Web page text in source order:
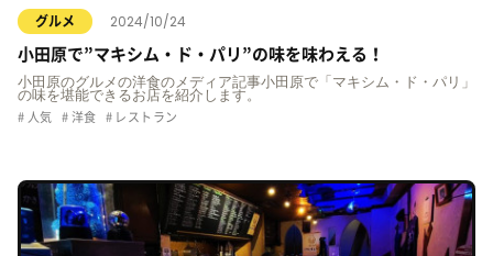
グルメ 2024/10/24
小田原で”マキシム・ド・パリ”の味を味わえる！
小田原のグルメの洋食のメディア記事小田原で「マキシム・ド・パリ」
の味を堪能できるお店を紹介します。
人気 洋食 レストラン